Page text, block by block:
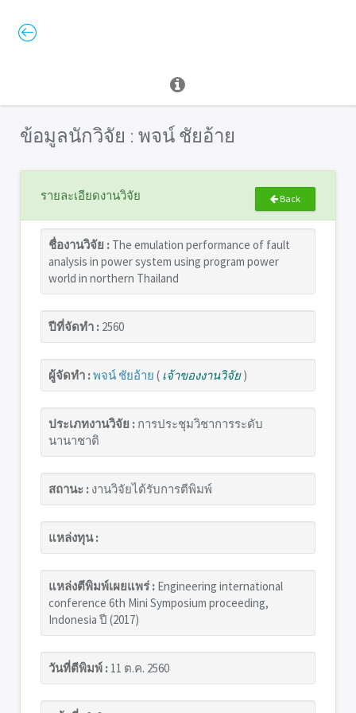
ข้อมูลนักวิจัย : พจน์ ชัยอ้าย
รายละเอียดงานวิจัย Back
ชื่องานวิจัย : The emulation performance of fault
analysis in power system using program power
world in northern Thailand
ปีที่จัดทำ : 2560
ผู้จัดทำ :พจน์ ชัยอ้าย ( เจ้าของงานวิจัย)
ประเภทงานวิจัย : การประชุมวิชาการระดับ
นานาชาติ
สถานะ : งานวิจัยได้รับการตีพิมพ์
แหล่งทุน :
แหล่งตีพิมพ์เผยแพร่ : Engineering international
conference 6th Mini Symposium proceeding,
Indonesia ปี (2017)
วันที่ตีพิมพ์ : 11 ต.ค. 2560